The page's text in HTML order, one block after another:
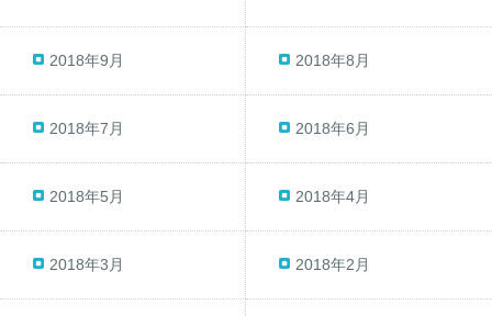
2018年9月 2018年8月
2018年7月 2018年6月
2018年5月 2018年4月
2018年3月 2018年2月